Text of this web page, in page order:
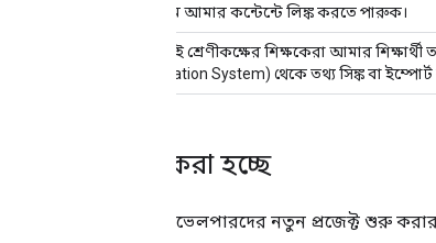
ক্লাসরুমে আমার কন্টেন্টে লিঙ্ক করতে পারুক।
আমি চাই শ্রেণীকক্ষের শিক্ষকেরা আমার শিক্ষার্থী
Information System) থেকে তথ্য সিঙ্ক বা
শুরু করা হচ্ছে
নতুন ডেভেলপারদের নতুন প্রজেক্ট শুরু